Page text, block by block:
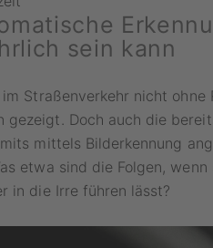
sein kann
Straßenverkehr nicht ohne
gezeigt. Doch auch die
mittels Bilderkennung
etwa sind die Folgen,
in die Irre führen lässt?